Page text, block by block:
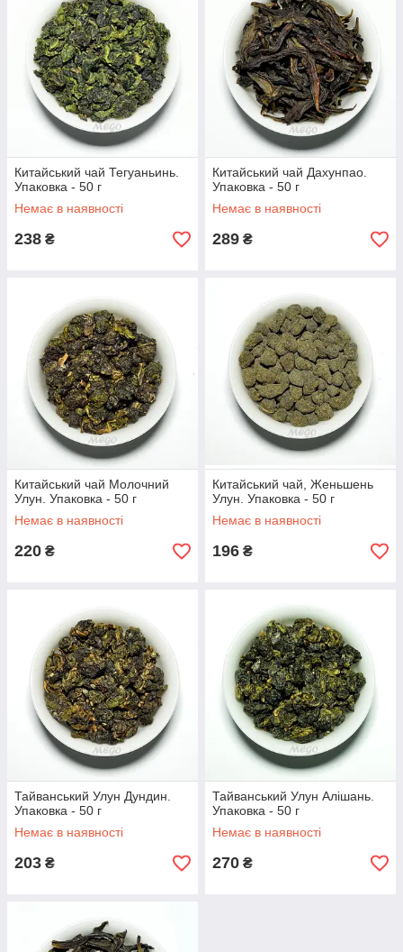
Китайський чай Тегуаньинь.
Упаковка - 50 г
Немає в наявності
238 ₴
Китайський чай Дахунпао.
Упаковка - 50 г
Немає в наявності
289 ₴
Китайський чай Молочний
Улун. Упаковка - 50 г
Немає в наявності
220 ₴
Китайський чай, Женьшень
Улун. Упаковка - 50 г
Немає в наявності
196 ₴
Тайванський Улун Дундин.
Упаковка - 50 г
Немає в наявності
203 ₴
Тайванський Улун Алішань.
Упаковка - 50 г
Немає в наявності
270 ₴